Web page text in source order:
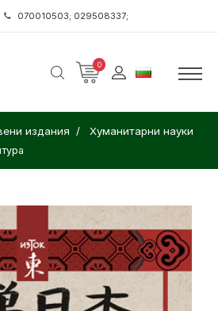
070010503; 029508337;
0
издания Хуманитарни науки